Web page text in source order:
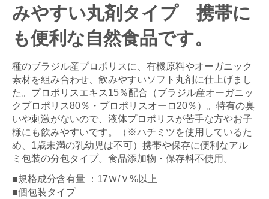
みやすい丸剤タイプ 携帯に
も便利な自然食品です。
種のブラジル産プロポリスに、有機原料やオーガニック
素材を組み合わせ、飲みやすいソフト丸剤に仕上げまし
た。プロポリスエキス15％配合（ブラジル産オーガニッ
クプロポリス80％・プロポリスオーロ20％）。特有の臭
いや刺激がないので、液体プロポリスが苦手な方やお子
様にも飲みやすいです。（※ハチミツを使用しているた
め、1歳未満の乳幼児は不可）携帯や保存に便利なアル
ミ包装の分包タイプ。食品添加物・保存料不使用。
■規格成分含有量 ：17Ｗ/Ｖ%以上
■個包装タイプ